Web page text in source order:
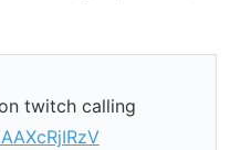
twitch calling